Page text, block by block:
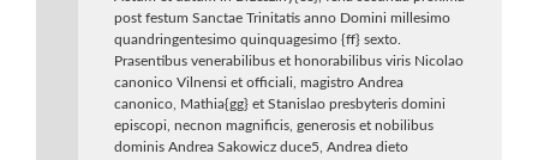
post festum Sanctae Trinitatis anno Domini millesimo
quandringentesimo quinquagesimo {ff} sexto.
Prasentibus venеrаbilibus et honorabilibus viris Nicolao
canonico Vilnensi et officiali, magistro Andrea
canonico, Mathia{gg} et Stanislao presbyteris domini
episcopi, necnon magnificis, generosis et nobilibus
dominis Andrea Sakowicz duce5, Andrea dieto